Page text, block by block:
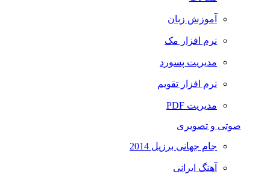
آموزش زبان
نرم افزار مک
مدیریت پسورد
نرم افزار تقویم
مدیریت PDF
صوتی و تصویری
جام جهانی برزیل 2014
آهنگ ایرانی